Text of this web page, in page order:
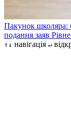
Пакунок школяра:
подання заяв
↑↓ навігація ↵